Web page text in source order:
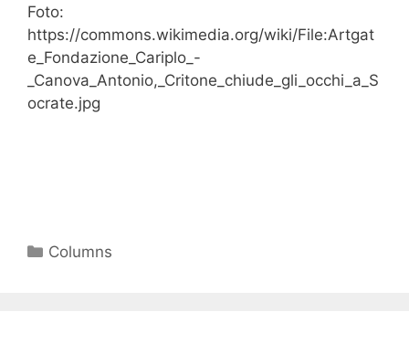
Foto:
https://commons.wikimedia.org/wiki/File:Artgat
e_Fondazione_Cariplo_-
_Canova_Antonio,_Critone_chiude_gli_occhi_a_S
ocrate.jpg
Columns